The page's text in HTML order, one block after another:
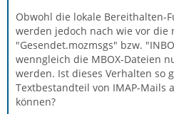
Obwohl die lokale Bereithalten-
werden jedoch nach wie vor
"Gesendet.mozmsgs" bzw.
wenngleich die MBOX-Dateien
werden. Ist dieses Verhalten so
Textbestandteil von IMAP-Mails
können?